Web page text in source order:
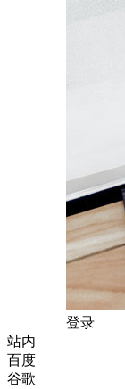
登录
站内
百度
谷歌